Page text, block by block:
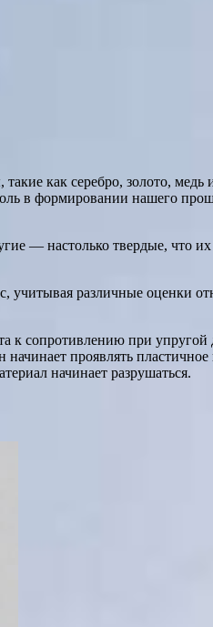
как серебро, золото,
в формировании нашего
— настолько твердые, что
различные оценки
к сопротивлению при
проявлять пластичное
начинает разрушаться.